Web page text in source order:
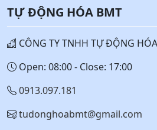
TỰ ĐỘNG HÓA BMT
CÔNG TY TNHH TỰ ĐỘNG
Open: 08:00 - Close: 17:00
0913.097.181
tudonghoabmt@gmail.com